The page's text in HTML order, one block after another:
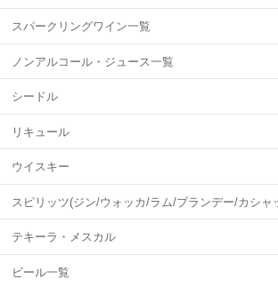
スパークリングワイン一覧
ノンアルコール・ジュース一覧
シードル
リキュール
ウイスキー
スピリッツ(ジン/ウォッカ/ラム/ブランデー/カシャ
テキーラ・メスカル
ビール一覧